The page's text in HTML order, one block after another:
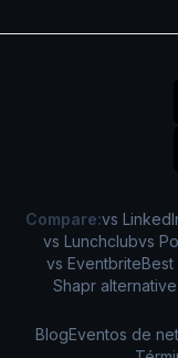
Compare:vs
vs Lunchclubvs
vs Eventbrite
Shapr alternative
BlogEventos de